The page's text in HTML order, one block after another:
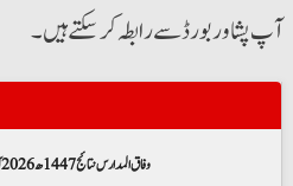
آپ پشاور بورڈ سے رابطہ کر سکتے ہیں۔
وفاق المدارس نتائج 1447ھ 2026 آن لائن چیک کرنے کا طریقہ